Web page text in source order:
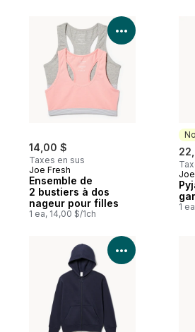
14,00 $
Taxes en sus
Joe Fresh
Ensemble de
2 bustiers à dos
nageur pour filles
1 ea, 14,00 $/1ch
Voir les
1
Voir les